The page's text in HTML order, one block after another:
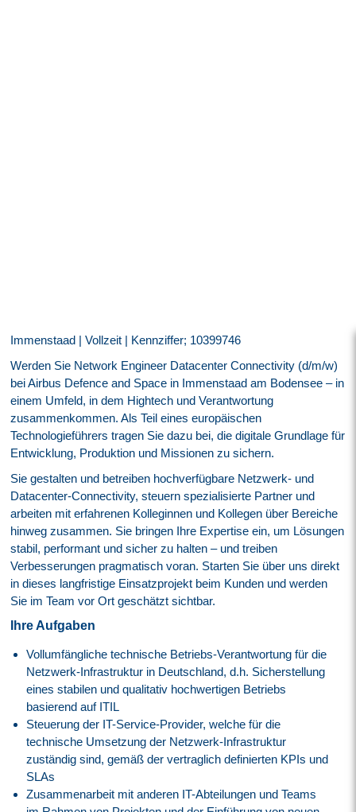
Immenstaad | Vollzeit | Kennziffer; 10399746
Werden Sie Network Engineer Datacenter Connectivity (d/m/w)
bei Airbus Defence and Space in Immenstaad am Bodensee – in
einem Umfeld, in dem Hightech und Verantwortung
zusammenkommen. Als Teil eines europäischen
Technologieführers tragen Sie dazu bei, die digitale Grundlage für
Entwicklung, Produktion und Missionen zu sichern.
Sie gestalten und betreiben hochverfügbare Netzwerk- und
Datacenter-Connectivity, steuern spezialisierte Partner und
arbeiten mit erfahrenen Kolleginnen und Kollegen über Bereiche
hinweg zusammen. Sie bringen Ihre Expertise ein, um Lösungen
stabil, performant und sicher zu halten – und treiben
Verbesserungen pragmatisch voran. Starten Sie über uns direkt
in dieses langfristige Einsatzprojekt beim Kunden und werden
Sie im Team vor Ort geschätzt sichtbar.
Ihre Aufgaben
Vollumfängliche technische Betriebs-Verantwortung für die
Netzwerk-Infrastruktur in Deutschland, d.h. Sicherstellung
eines stabilen und qualitativ hochwertigen Betriebs
basierend auf ITIL
Steuerung der IT-Service-Provider, welche für die
technische Umsetzung der Netzwerk-Infrastruktur
zuständig sind, gemäß der vertraglich definierten KPIs und
SLAs
Zusammenarbeit mit anderen IT-Abteilungen und Teams